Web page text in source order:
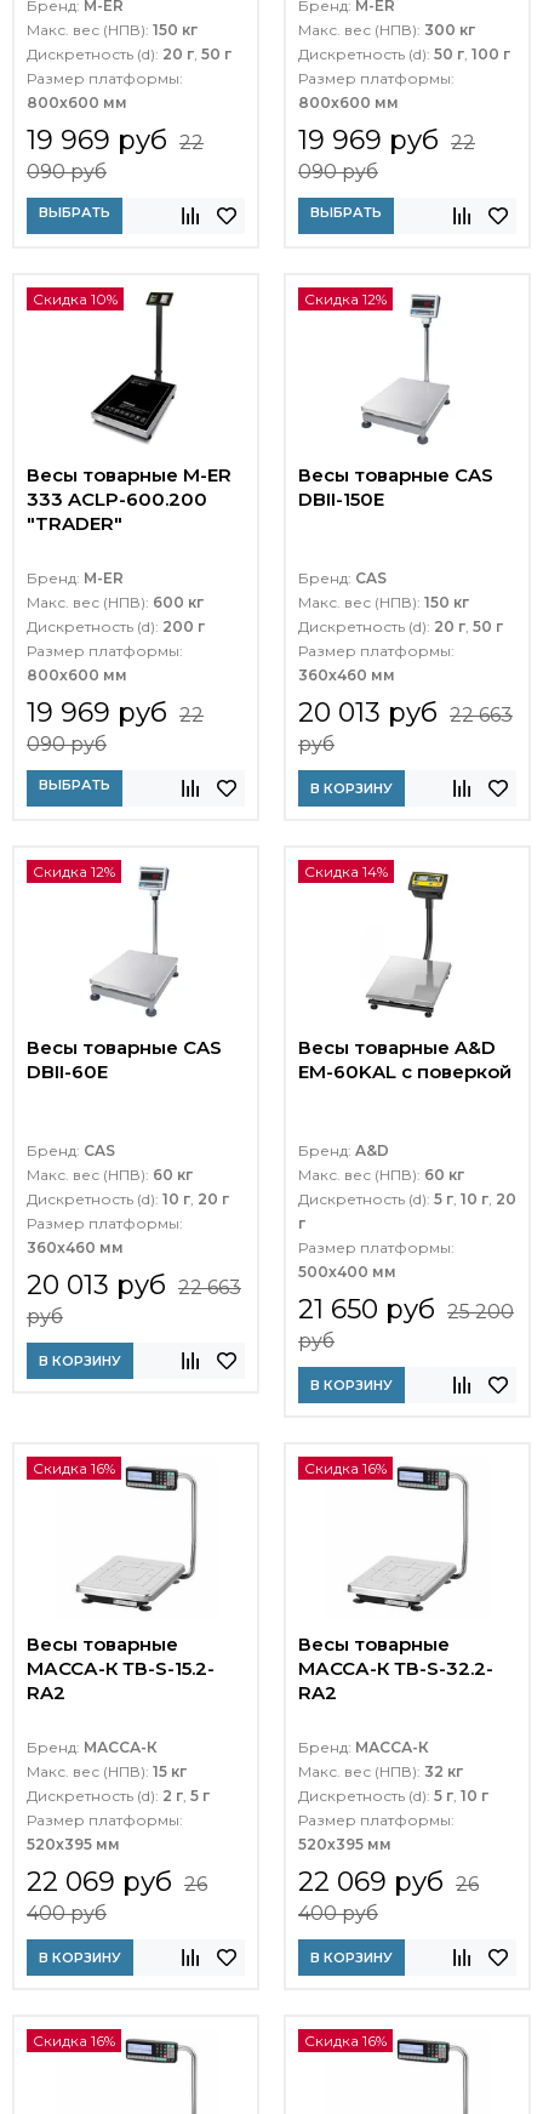
Бренд: M-ER
Макс. вес (НПВ): 150 кг
Дискретность (d): 20 г, 50 г
Размер платформы:
800х600 мм
19 969 руб 22
090 руб
ВЫБРАТЬ
Бренд: M-ER
Макс. вес (НПВ): 300 кг
Дискретность (d): 50 г, 100 г
Размер платформы:
800х600 мм
19 969 руб 22
090 руб
ВЫБРАТЬ
Скидка 10%
Весы товарные M-ER
333 ACLP-600.200
"TRADER"
Бренд: M-ER
Макс. вес (НПВ): 600 кг
Дискретность (d): 200 г
Размер платформы:
800х600 мм
19 969 руб 22
090 руб
ВЫБРАТЬ
Скидка 12%
Весы товарные CAS
DBII-150E
Бренд: CAS
Макс. вес (НПВ): 150 кг
Дискретность (d): 20 г, 50 г
Размер платформы:
360х460 мм
20 013 руб 22 663
руб
В КОРЗИНУ
Скидка 12%
Весы товарные CAS
DBII-60E
Бренд: CAS
Макс. вес (НПВ): 60 кг
Дискретность (d): 10 г, 20 г
Размер платформы:
360х460 мм
20 013 руб 22 663
руб
В КОРЗИНУ
Скидка 14%
Весы товарные A&D
EМ-60KAL с поверкой
Бренд: A&D
Макс. вес (НПВ): 60 кг
Дискретность (d): 5 г, 10 г, 20
г
Размер платформы:
500х400 мм
21 650 руб 25 200
руб
В КОРЗИНУ
Скидка 16%
Весы товарные
МАССА-К ТВ-S-15.2-
RA2
Бренд: МАССА-К
Макс. вес (НПВ): 15 кг
Дискретность (d): 2 г, 5 г
Размер платформы:
520х395 мм
22 069 руб 26
400 руб
В КОРЗИНУ
Скидка 16%
Весы товарные
МАССА-К ТВ-S-32.2-
RA2
Бренд: МАССА-К
Макс. вес (НПВ): 32 кг
Дискретность (d): 5 г, 10 г
Размер платформы:
520х395 мм
22 069 руб 26
400 руб
В КОРЗИНУ
Скидка 16% Скидка 16%